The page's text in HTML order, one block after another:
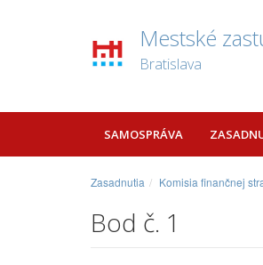
Mestské
Bratislava
SAMOSPRÁVA
Zasadnutia Komisia finančnej
Bod č. 1